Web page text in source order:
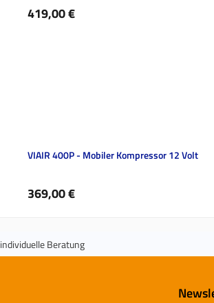
Regulärer Preis:
419,00 €
VIAIR 400P - Mobiler Kompressor 12 Volt
Regulärer Preis:
369,00 €
individuelle Beratung